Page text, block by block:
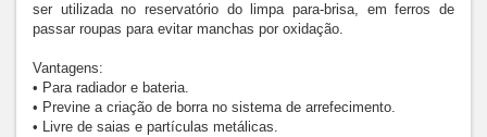
ser utilizada no reservatório do limpa para-brisa, em ferros de
passar roupas para evitar manchas por oxidação.
Vantagens:
• Para radiador e bateria.
• Previne a criação de borra no sistema de arrefecimento.
• Livre de saias e partículas metálicas.